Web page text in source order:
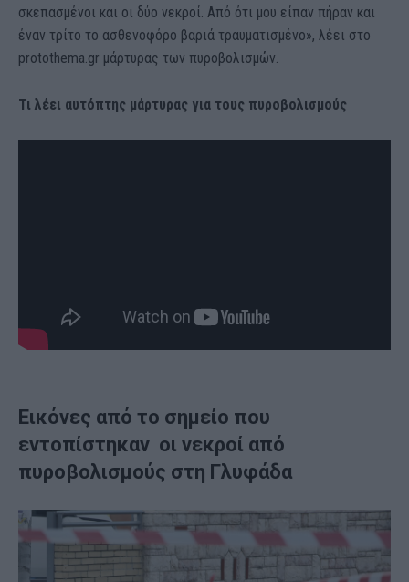
σκεπασμένοι και οι δύο νεκροί. Από ότι μου είπαν πήραν και
έναν τρίτο το ασθενοφόρο βαριά τραυματισμένο», λέει στο
protothema.gr μάρτυρας των πυροβολισμών.
Τι λέει αυτόπτης μάρτυρας για τους πυροβολισμούς
Εικόνες από το σημείο που
εντοπίστηκαν οι νεκροί από
πυροβολισμούς στη Γλυφάδα